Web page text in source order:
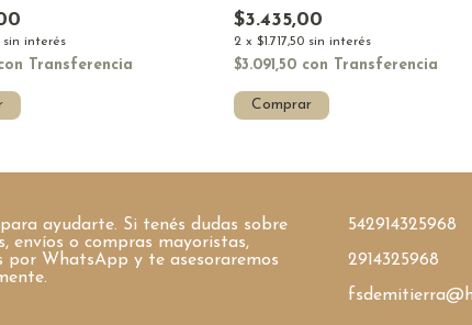
sin interés
Transferencia
$3.435,00
2 x $1.717,50 sin interés
$3.091,50 con Transferencia
Comprar
ayudarte. Si tenés dudas sobre
envíos o compras mayoristas,
por WhatsApp y te asesoraremos
542914325968
2914325968